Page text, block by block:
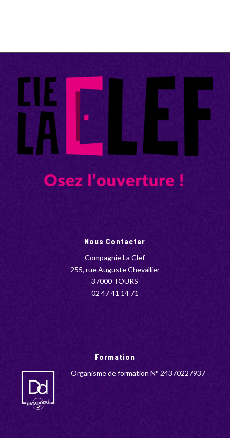
Nous Contacter
Compagnie La Clef
255, rue Auguste Chevallier
37000 TOURS
02 47 41 14 71
Formation
Organisme de formation N° 24370227937